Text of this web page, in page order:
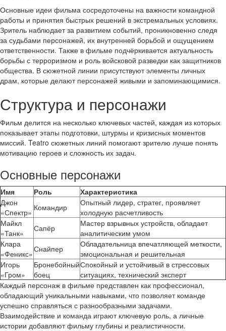
Основные идеи фильма сосредоточены на важности командной
работы и принятия быстрых решений в экстремальных условиях.
Зритель наблюдает за развитием событий, проникновенно следя
за судьбами персонажей, их внутренней борьбой и ощущением
ответственности. Также в фильме подчёркивается актуальность
борьбы с терроризмом и роль войсковой разведки как защитников
общества. В сюжетной линии присутствуют элементы личных
драм, которые делают персонажей живыми и запоминающимися.
Структура и персонажи
Фильм делится на несколько ключевых частей, каждая из которых
показывает этапы подготовки, штурмы и кризисных моментов
миссий. Teatro сюжетных линий помогают зрителю лучше понять
мотивацию героев и сложность их задач.
Основные персонажи
Имя Роль
Характеристика
Джон
«Спектр» Командир
Опытный лидер, стратег, проявляет
холодную расчетливость
Майкл
«Танк»
Сапёр
Мастер взрывных устройств, обладает
аналитическим умом
Клара
«Феникс»Снайпер
Обладательница впечатляющей меткости,
эмоциональная и решительная
Игорь
«Гром»
Бронебойный
боец
Спокойный и устойчивый в стрессовых
ситуациях, технический эксперт
Каждый персонаж в фильме представлен как профессионал,
обладающий уникальными навыками, что позволяет команде
успешно справляться с разнообразными задачами.
Взаимодействие и команда играют ключевую роль, а личные
истории добавляют фильму глубины и реалистичности.